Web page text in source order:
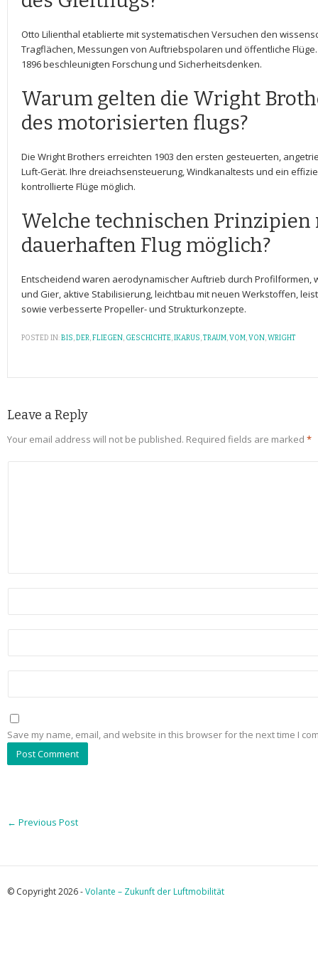
Otto⁢ Lilienthal etablierte mit​ systematischen Versuchen den
Tragflächen,⁢ Messungen von Auftriebspolaren und öffentliche
1896 beschleunigten Forschung und Sicherheitsdenken.
Warum gelten die Wright‌
des motorisierten flugs?
Die⁣ Wright Brothers erreichten 1903 den ersten gesteuerten,
Luft-Gerät. Ihre dreiachsensteuerung, Windkanaltests und ein
kontrollierte Flüge möglich.
Welche⁢ technischen Prinzipien​
dauerhaften Flug möglich?
Entscheidend waren aerodynamischer Auftrieb durch Profilformen,
und Gier, aktive Stabilisierung, leichtbau mit neuen Werkstoffen,
sowie verbesserte Propeller- und Strukturkonzepte.
POSTED IN:BIS,DER,FLIEGEN, GESCHICHTE,IKARUS,TRAUM,VOM,VON,WRIGHT
Leave a Reply
Your email address will not be published. Required fields are marked *
Save my name, email, and website in this browser for the next time I
← Previous Post
© Copyright 2026 -Volante – Zukunft der Luftmobilität